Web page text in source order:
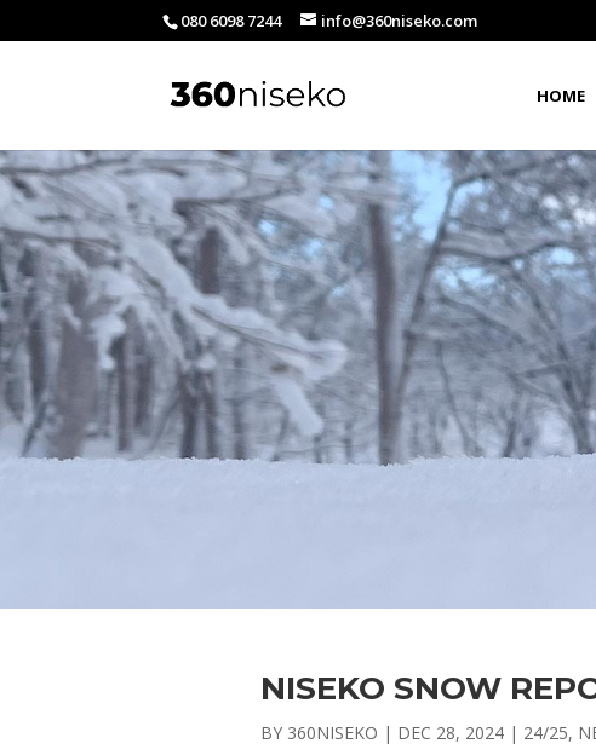
080 6098 7244 info@360niseko.com
HOME
NISEKO SNOW
BY 360NISEKO | DEC 28, 2024 | 24/25,